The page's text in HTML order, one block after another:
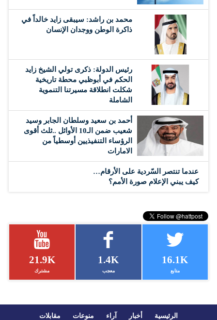
محمد بن راشد: سيبقى زايد خالداً في
ذاكرة الوطن ووجدان الإنسان
رئيس الدولة: ذكرى تولي الشيخ زايد
الحكم في أبوظبي محطة تاريخية
شكلت انطلاقة مسيرتنا التنموية
الشاملة
أحمد بن سعيد وسلطان الجابر وسيد
شعيب ضمن الـ10 الأوائل ..ثلث أقوى
الرؤساء التنفيذيين أوسطياً من
الامارات
عندما تنتصر السّردية على الأرقام…
كيف يبني الإعلام صورة الأمم؟
21.9K
مشترك
1.4K
معجب
16.1K
متابع
الرئيسية أخبار آراء منوعات مقابلات